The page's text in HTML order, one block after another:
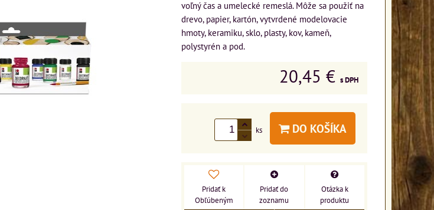
voľný čas a umelecké remeslá. Môže sa použiť na
drevo, papier, kartón, vytvrdené modelovacie
hmoty, keramiku, sklo, plasty, kov, kameň,
polystyrén a pod.
20,45 € s DPH
ks DO KOŠÍKA
Pridať k
Obľúbeným
Pridať do
zoznamu
Otázka k
produktu